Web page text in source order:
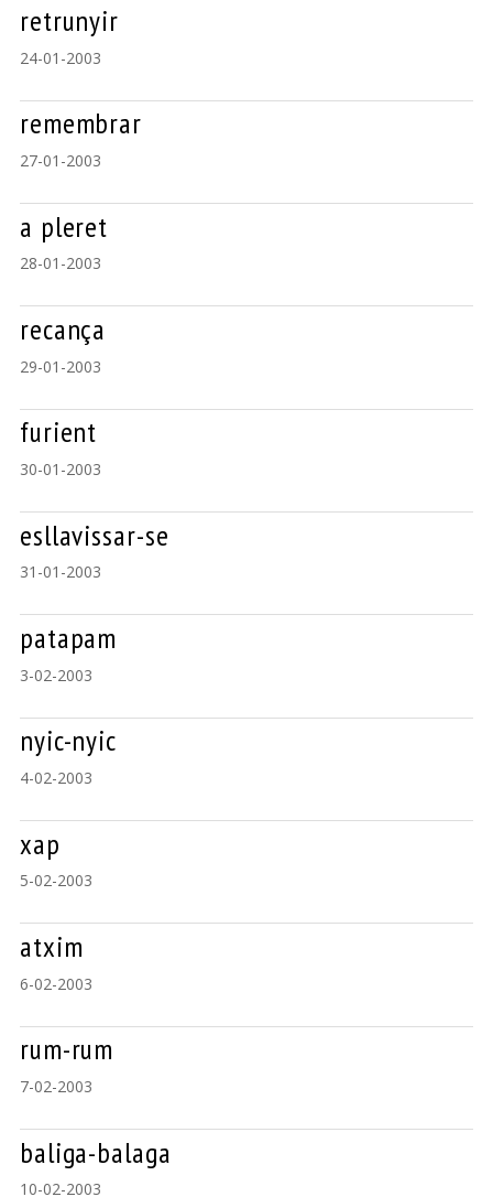
retrunyir
24-01-2003
remembrar
27-01-2003
a pleret
28-01-2003
recança
29-01-2003
furient
30-01-2003
esllavissar-se
31-01-2003
patapam
3-02-2003
nyic-nyic
4-02-2003
xap
5-02-2003
atxim
6-02-2003
rum-rum
7-02-2003
baliga-balaga
10-02-2003